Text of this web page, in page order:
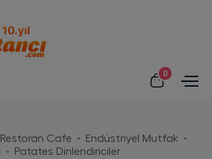
0
Cafe
Endüstriyel Mutfak
Patates Dinlendiriciler